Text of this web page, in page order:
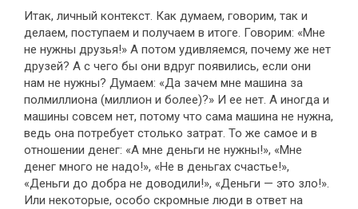
Итак, личный контекст. Как думаем, говорим, так и
делаем, поступаем и получаем в итоге. Говорим: «Мне
не нужны друзья!» А потом удивляемся, почему же нет
друзей? А с чего бы они вдруг появились, если они
нам не нужны? Думаем: «Да зачем мне машина за
полмиллиона (миллион и более)?» И ее нет. А иногда и
машины совсем нет, потому что сама машина не нужна,
ведь она потребует столько затрат. То же самое и в
отношении денег: «А мне деньги не нужны!», «Мне
денег много не надо!», «Не в деньгах счастье!»,
«Деньги до добра не доводили!», «Деньги — это зло!».
Или некоторые, особо скромные люди в ответ на